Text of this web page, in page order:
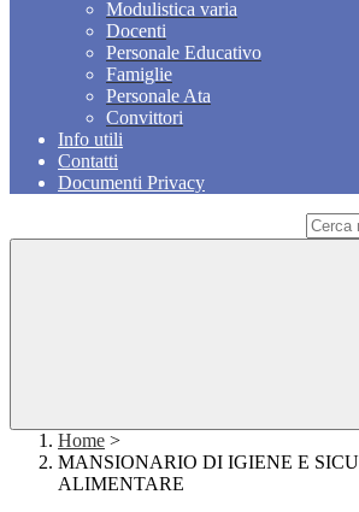
Modulistica varia
Docenti
Personale Educativo
Famiglie
Personale Ata
Convittori
Info utili
Contatti
Documenti Privacy
Home >
MANSIONARIO DI IGIENE E
ALIMENTARE